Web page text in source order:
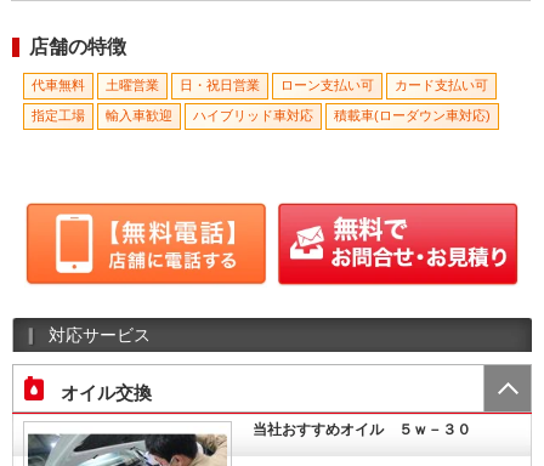
店舗の特徴
代車無料 土曜営業 日・祝日営業 ローン支払い可 カード支払い可
指定工場 輸入車歓迎 ハイブリッド車対応 積載車(ローダウン車対応)
対応サービス
オイル交換
当社おすすめオイル ５ｗ－３０